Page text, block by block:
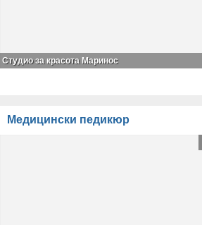
Студио за красота Маринос
Медицински педикюр